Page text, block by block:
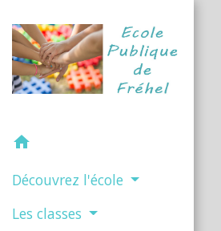
home
Découvrez l'école
Les classes